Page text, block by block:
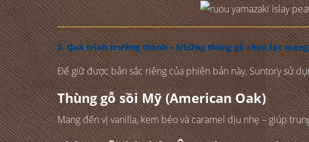
3. Quá trình trưởng thành – Những thùng gỗ chọn lọc
Để giữ được bản sắc riêng của phiên bản này, Suntory sử
Thùng gỗ sồi Mỹ (American Oak)
Mang đến vị vanilla, kem béo và caramel dịu nhẹ – giúp